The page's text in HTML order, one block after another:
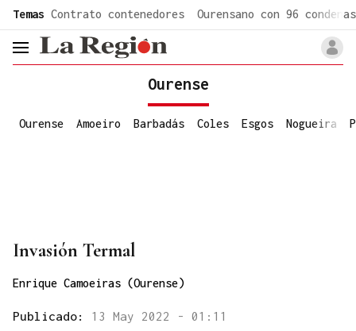
Temas Contrato contenedores Ourensano con 96 condenas
header.menu.open
Ourense
Ourense Amoeiro Barbadás Coles Esgos Nogueira
Invasión Termal
Enrique Camoeiras (Ourense)
Publicado: 13 May 2022 - 01:11